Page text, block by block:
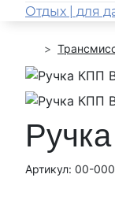
Отдых | для
Артикул: 00-